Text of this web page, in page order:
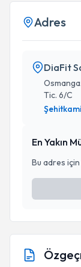
Adres
DiaFit
Tic. 6/C
En Yakın
Bu adres